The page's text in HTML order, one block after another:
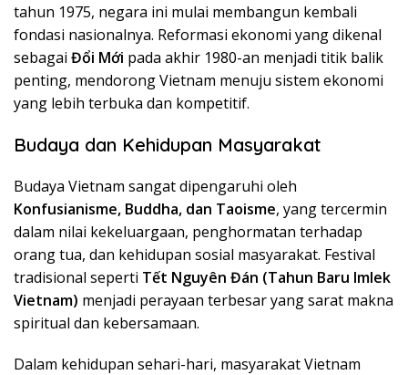
tahun 1975, negara ini mulai membangun kembali
fondasi nasionalnya. Reformasi ekonomi yang dikenal
sebagai Đổi Mới pada akhir 1980-an menjadi titik balik
penting, mendorong Vietnam menuju sistem ekonomi
yang lebih terbuka dan kompetitif.
Budaya dan Kehidupan Masyarakat
Budaya Vietnam sangat dipengaruhi oleh
Konfusianisme, Buddha, dan Taoisme, yang tercermin
dalam nilai kekeluargaan, penghormatan terhadap
orang tua, dan kehidupan sosial masyarakat. Festival
tradisional seperti Tết Nguyên Đán (Tahun Baru Imlek
Vietnam) menjadi perayaan terbesar yang sarat makna
spiritual dan kebersamaan.
Dalam kehidupan sehari-hari, masyarakat Vietnam